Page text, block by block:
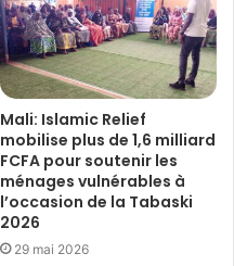
Mali: Islamic Relief
mobilise plus de 1,6 milliard
FCFA pour soutenir les
ménages vulnérables à
l’occasion de la Tabaski
2026
29 mai 2026